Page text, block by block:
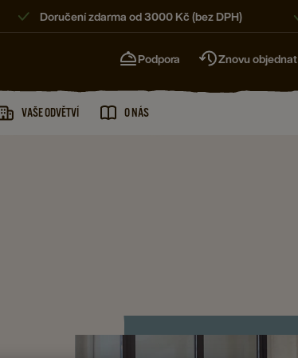
Doručení zdarma od 3000 Kč (bez DPH)
Podpora Znovu objednat
VAŠE ODVĚTVÍ O NÁS